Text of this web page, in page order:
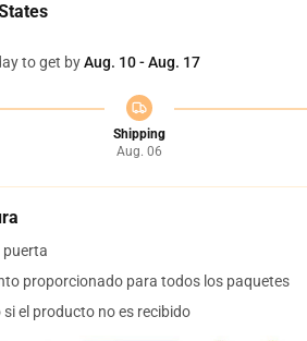
to get byAug. 10 - Aug. 17
Shipping
Aug. 06
puerta
proporcionado para todos los paquetes
el producto no es recibido